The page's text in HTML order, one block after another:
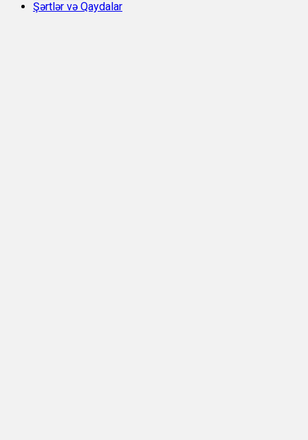
Şərtlər və Qaydalar